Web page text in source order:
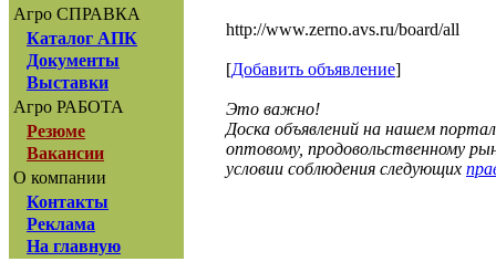
Агро СПРАВКА
Каталог АПК
Документы
Выставки
Агро РАБОТА
Резюме
Вакансии
О компании
Контакты
Реклама
На главную
http://www.zerno.avs.ru/board/all
[Добавить объявление]
Это важно!
Доска объявлений на нашем
оптовому, продовольственному
условии соблюдения следующих